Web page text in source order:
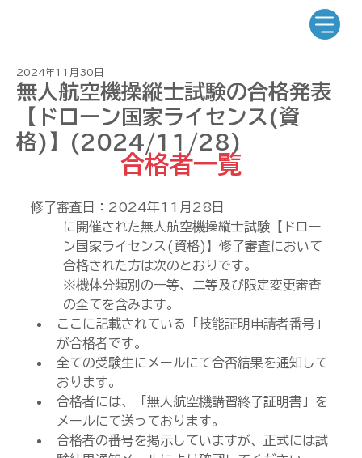
無人航空機操縦士試験の合格発表
【ドローン国家ライセンス(資
格)】(2024/11/28)
2024年11月30日
合格者一覧
修了審査日：2024年11 月28日
に開催された無人航空機操縦士試験【ドロー
ン国家ライセンス(資格)】修了審査において
合格された方は次のとおりです。
※機体分類別の一等、二等及び限定変更審査
の全てを含みます。
ここに記載されている「技能証明申請者番号」
が合格者です。
全ての受験生にメールにて合否結果を通知して
おります。
合格者には、「無人航空機講習終了証明書」を
メールにて送っております。
合格者の番号を掲示していますが、正式には試